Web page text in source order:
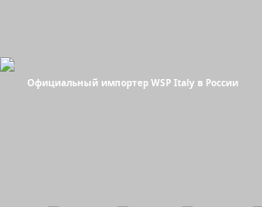
Официальный импортер WSP Italy в России